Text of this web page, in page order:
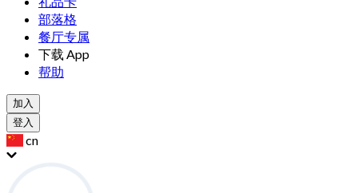
部落格
餐厅专属
下载 App
帮助
加入
登入
cn